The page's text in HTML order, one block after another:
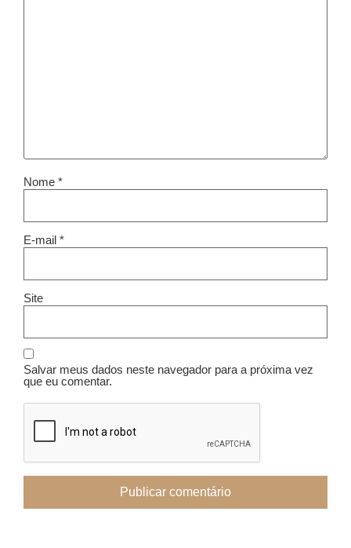
Nome *
E-mail *
Site
Salvar meus dados neste navegador para a próxima vez
que eu comentar.